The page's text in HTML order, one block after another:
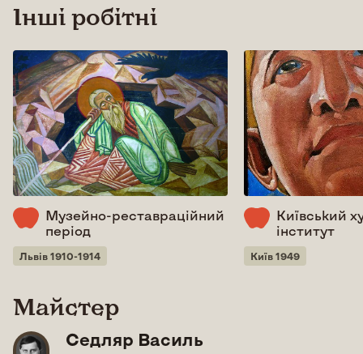
Інші робітні
Музейно-реставраційний
період
Львів 1910-1914
Київський
інститут
Київ 1949
Майстер
Седляр Василь